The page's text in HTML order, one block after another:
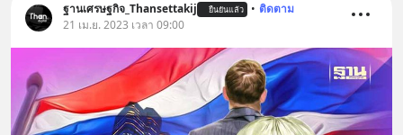
ฐานเศรษฐกิจ_Thansettakij ยืนยันแล้ว • ติดตาม
21 เม.ย. 2023 เวลา 09:00